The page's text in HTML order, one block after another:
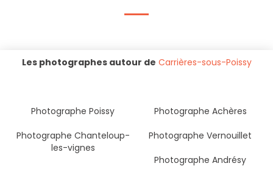
Les photographes autour de Carrières-sous-Poissy
Photographe Poissy
Photographe Achères
Photographe Chanteloup-
les-vignes
Photographe Vernouillet
Photographe Andrésy